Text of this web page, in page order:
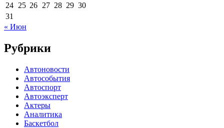
24 25 26 27 28 29 30
31
« Июн
Рубрики
Автоновости
Автособытия
Автоспорт
Автоэксперт
Актеры
Аналитика
Баскетбол